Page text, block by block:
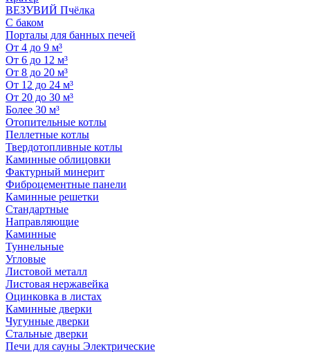
ВЕЗУВИЙ Пчёлка
С баком
Порталы для банных печей
От 4 до 9 м³
От 6 до 12 м³
От 8 до 20 м³
От 12 до 24 м³
От 20 до 30 м³
Более 30 м³
Отопительные котлы
Пеллетные котлы
Твердотопливные котлы
Каминные облицовки
Фактурный минерит
Фиброцементные панели
Каминные решетки
Стандартные
Направляющие
Каминные
Туннельные
Угловые
Листовой металл
Листовая нержавейка
Оцинковка в листах
Каминные дверки
Чугунные дверки
Стальные дверки
Печи для сауны Электрические